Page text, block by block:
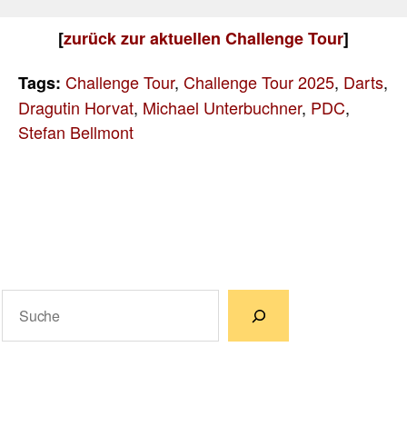
[zurück zur aktuellen Challenge Tour]
Tags: Challenge Tour, Challenge Tour 2025, Darts,
Dragutin Horvat, Michael Unterbuchner, PDC,
Stefan Bellmont